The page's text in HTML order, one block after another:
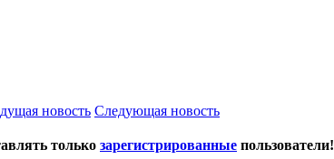
новость Следующая новость
только зарегистрированные пользователи!